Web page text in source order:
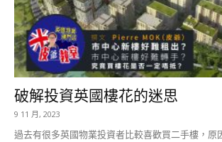
破解投資英國樓花的迷思
9 11 月, 2023
過去有很多英國物業投資者比較喜歡買二手樓，原